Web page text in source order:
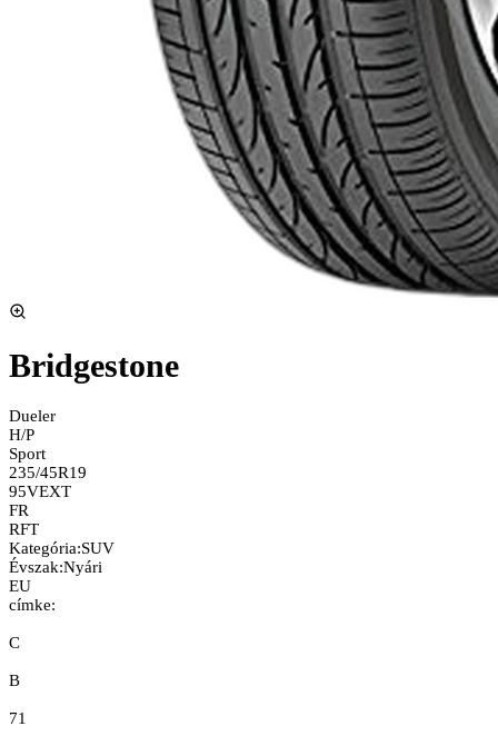
Bridgestone
Dueler
H/P
Sport
235/45R19
95VEXT
FR
RFT
Kategória:SUV
Évszak:Nyári
EU
címke:
C
B
71